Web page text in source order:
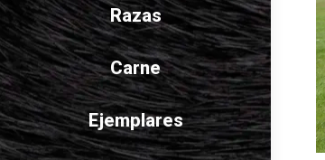
Razas
Carne
Ejemplares